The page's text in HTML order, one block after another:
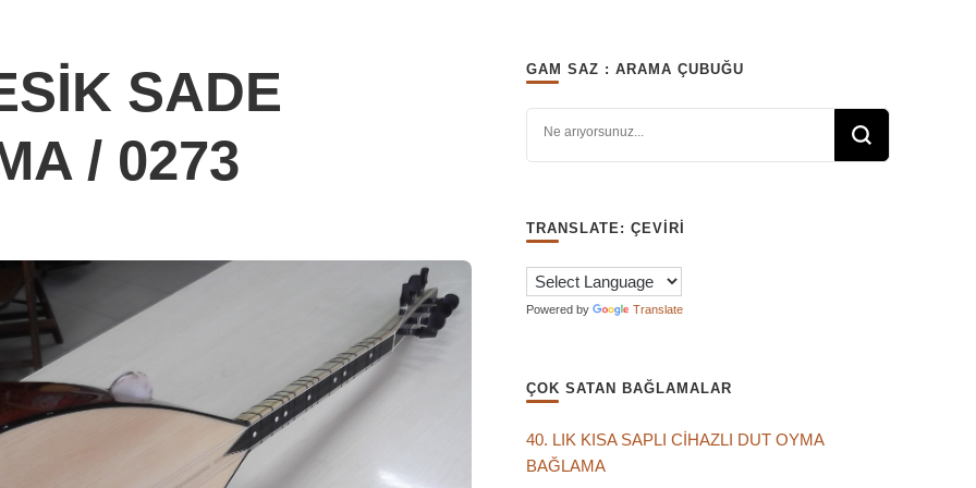
SADE
/ 0273
GAM SAZ : ARAMA ÇUBUĞU
TRANSLATE: ÇEVIRI
Powered by Translate
ÇOK SATAN BAĞLAMALAR
40. LIK KISA SAPLI CİHAZLI DUT OYMA
BAĞLAMA